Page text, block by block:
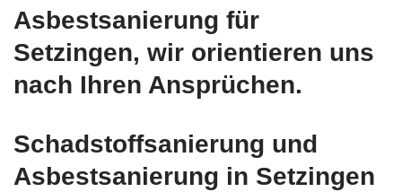
Asbestsanierung für
Setzingen, wir orientieren uns
nach Ihren Ansprüchen.
Schadstoffsanierung und
Asbestsanierung in Setzingen